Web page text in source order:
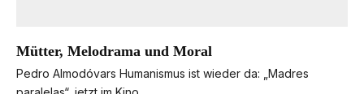
Mütter, Melodrama und Moral
Pedro Almodóvars Humanismus ist wieder da: „Madres